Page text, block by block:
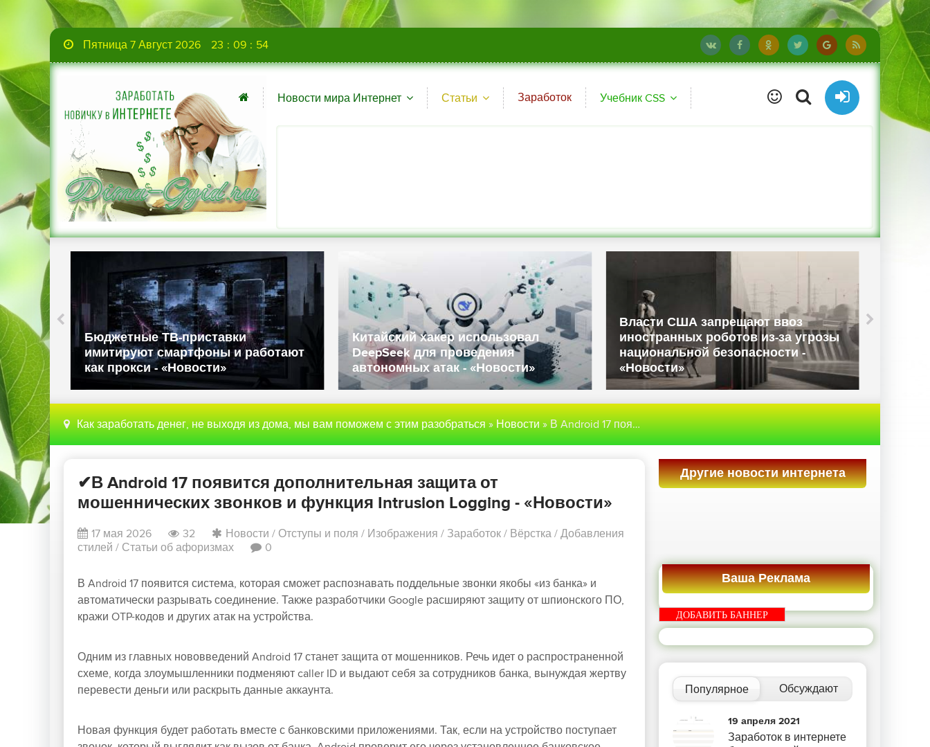
Пятница 7 Август 2026 23 : 09 : 55
Новости мира Интернет Статьи Заработок Учебник CSS
в
Бюджетные ТВ-приставки
имитируют смартфоны и работают
как прокси - «Новости»
Китайский хакер использовал
DeepSeek для проведения
автономных атак - «Новости»
Власти США запрещают ввоз
иностранных роботов из-за угрозы
национальной безопасности -
«Новости»
Как заработать денег, не выходя из дома, мы вам поможем с этим разобраться»Новости» В Android 17 появится дополнительная защита от мошеннических звонков и функция Intrusion Logging - «Новости»
✔В Android 17 появится дополнительная защита от
мошеннических звонков и функция Intrusion Logging - «Новости»
17 мая 2026 32 Новости / Отступы и поля / Изображения / Заработок / Вёрстка / Добавления
стилей / Статьи об афоризмах 0
В Android 17 появится система, которая сможет распознавать поддельные звонки якобы «из банка» и
автоматически разрывать соединение. Также разработчики Google расширяют защиту от шпионского ПО,
кражи OTP-кодов и других атак на устройства.
Одним из главных нововведений Android 17 станет защита от мошенников. Речь идет о распространенной
схеме, когда злоумышленники подменяют caller ID и выдают себя за сотрудников банка, вынуждая жертву
перевести деньги или раскрыть данные аккаунта.
Новая функция будет работать вместе с банковскими приложениями. Так, если на устройство поступает
Другие новости интернета
Ваша Реклама
ДОБАВИТЬ БАННЕР
Популярное Обсуждают
19 апреля 2021
Заработок в интернете